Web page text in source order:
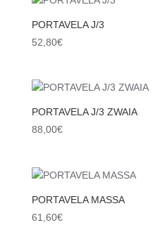
PORTAVELA J/3
52,80€
PORTAVELA J/3 ZWAIA
88,00€
PORTAVELA MASSA
61,60€